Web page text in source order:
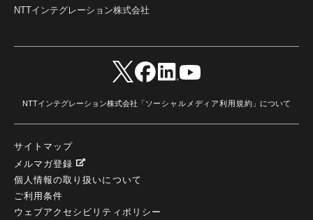
NTTインテグレーション株式会社
NTTインテグレーション株式会社「ソーシャルメディア利用規約 」について
サイトマップ
メルマガ登録
個人情報の取り扱いについて
ご利用条件
ウェブアクセシビリティポリシー